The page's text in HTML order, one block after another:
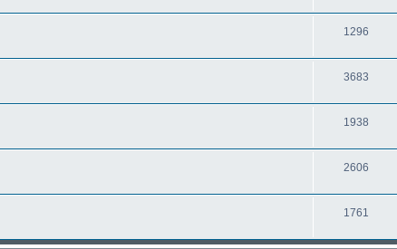
1296
3683
1938
2606
1761